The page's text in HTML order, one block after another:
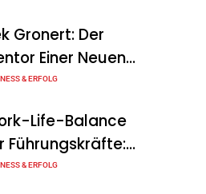
Gronert: Der
Einer Neuen
Von
& ERFOLG
Life-Balance
Führungskräfte:
Oder Echte
& ERFOLG